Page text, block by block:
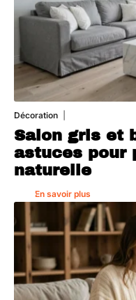
Décoration
Salon gris et
astuces pour
naturelle
En savoir plus